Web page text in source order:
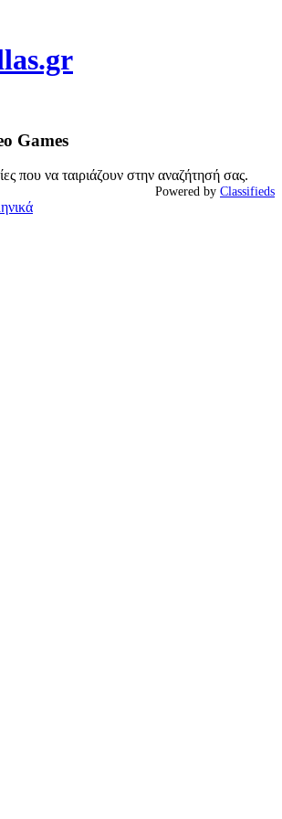
Games
που να ταιριάζουν στην αναζήτησή σας.
Powered by Classifieds